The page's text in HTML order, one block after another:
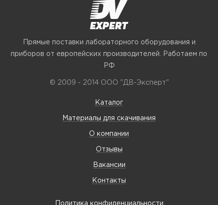
Прямые поставки лабораторного оборудования и
приборов от европейских производителей. Работаем по
РФ
© 2009 - 2014 ООО "ДВ-Эксперт"
Каталог
Материалы для скачивания
О компании
Отзывы
Вакансии
Контакты
Политика конфиденциальности